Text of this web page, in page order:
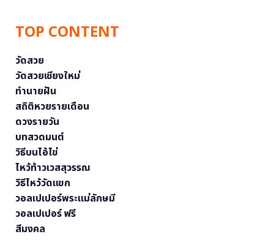
TOP CONTENT
วัดสวย
วัดสวยเชียงใหม่
ทำนายฝัน
สถิติหวยรายเดือน
ดวงรายวัน
บทสวดมนต์
วิธีบนไอ้ไข่
ไหว้ท้าวเวสสุวรรณ
วิธีไหว้วัดแขก
วอลเปเปอร์พระแม่ลักษมี
วอลเปเปอร์ ฟรี
สีมงคล